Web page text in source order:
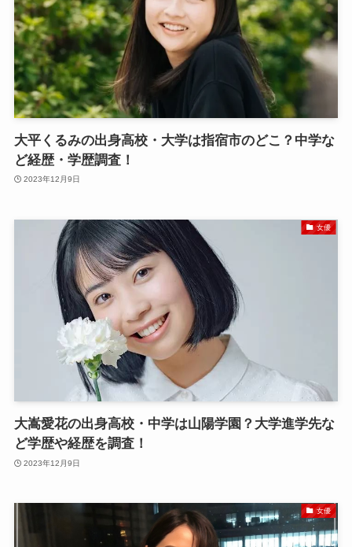
大平くるみの出身高校・大学は指宿市のどこ？中学な
ど経歴・学歴調査！
2023年12月9日
女優
大嵩愛花の出身高校・中学は山陽学園？大学進学先な
ど学歴や経歴を調査！
2023年12月9日
女優